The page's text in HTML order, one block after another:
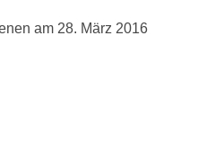
am 28. März 2016